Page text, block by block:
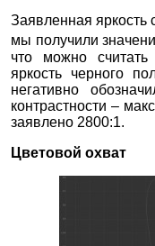
Заявленная яркость
мы получили
что можно
яркость черного
негативно
контрастности –
заявлено 2800:1.
Цветовой охват